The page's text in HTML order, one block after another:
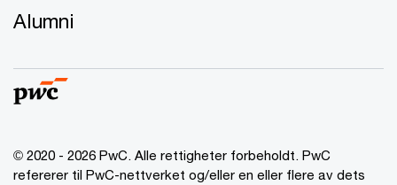
Alumni
© 2020 - 2026 PwC. Alle rettigheter forbeholdt. PwC
refererer til PwC-nettverket og/eller en eller flere av dets